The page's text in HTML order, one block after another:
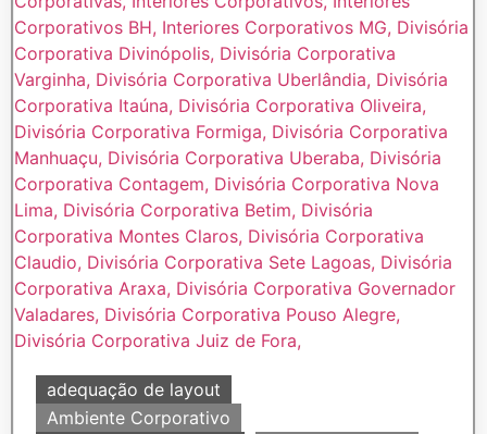
adequação de layout
Ambiente Corporativo